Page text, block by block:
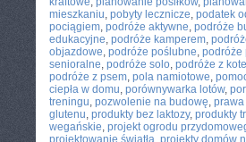
mieszkaniu, pobyty lecznicze, podatek
pociągiem, podróże aktywne, podróże
edukacyjne, podróże kamperem,
objazdowe, podróże poślubne, podróże
senioralne, podróże solo, podróże z
podróże z psem, pola namiotowe,
ciepła w domu, porównywarka lotów,
treningu, pozwolenie na budowę,
glutenu, produkty bez laktozy, produkty
wegańskie, projekt ogrodu
projektowanie światła, projekty domów